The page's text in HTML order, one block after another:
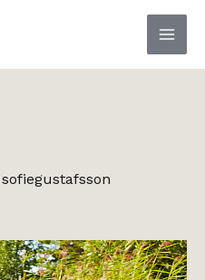
sofiegustafsson